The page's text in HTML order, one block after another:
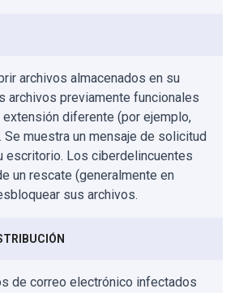
archivos almacenados en su
archivos previamente funcionales
extensión diferente (por ejemplo,
Se muestra un mensaje de solicitud
escritorio. Los ciberdelincuentes
un rescate (generalmente en
sus archivos.
de correo electrónico infectados